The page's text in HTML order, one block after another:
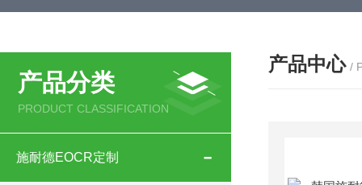
产品分类
PRODUCT CLASSIFICATION
施耐德EOCR定制
产品中心 /